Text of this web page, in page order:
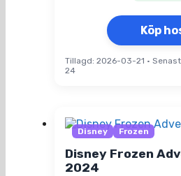
Köp
Tillagd: 2026-03-21 •
24
Disney Frozen
Disney Frozen
2024